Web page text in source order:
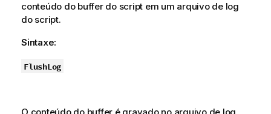
conteúdo do buffer do script em um arquivo de log
do script.
Sintaxe:
FlushLog